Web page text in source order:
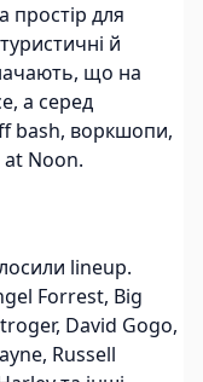
простір для
й
що на
а серед
bash, воркшопи,
at Noon.
lineup.
Forrest, Big
David Gogo,
Russell